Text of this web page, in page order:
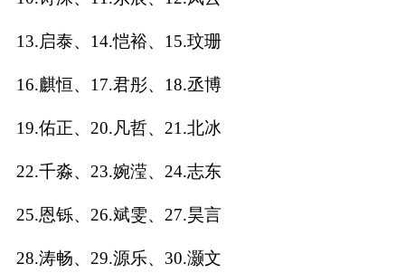
男孩名字打分
女孩名字打分
生
肖
13.启泰、14.恺裕、15.玟珊
16.麒恒、17.君彤、18.丞博
19.佑正、20.凡哲、21.北冰
22.千淼、23.婉滢、24.志东
25.恩铄、26.斌雯、27.昊言
28.涛畅、29.源乐、30.灏文